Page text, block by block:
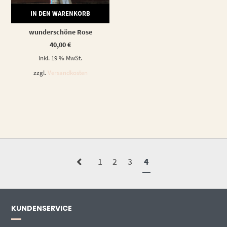
IN DEN WARENKORB
wunderschöne Rose
40,00€
inkl. 19 % MwSt.
zzgl. Versandkosten
1 2 3 4
KUNDENSERVICE